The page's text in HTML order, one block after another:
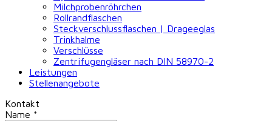
Milchprobenröhrchen
Rollrandflaschen
Steckverschlussflaschen | Drageeglas
Trinkhalme
Verschlüsse
Zentrifugengläser nach DIN 58970-2
Leistungen
Stellenangebote
Kontakt
Name *